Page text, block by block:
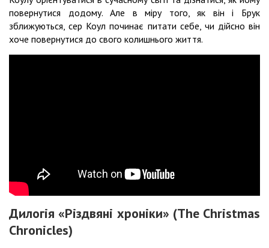
повернутися додому. Але в міру того, як він і Брук
зближуються, сер Коул починає питати себе, чи дійсно він
хоче повернутися до свого колишнього життя.
Дилогія «Різдвяні хроніки» (The Christmas
Chronicles)